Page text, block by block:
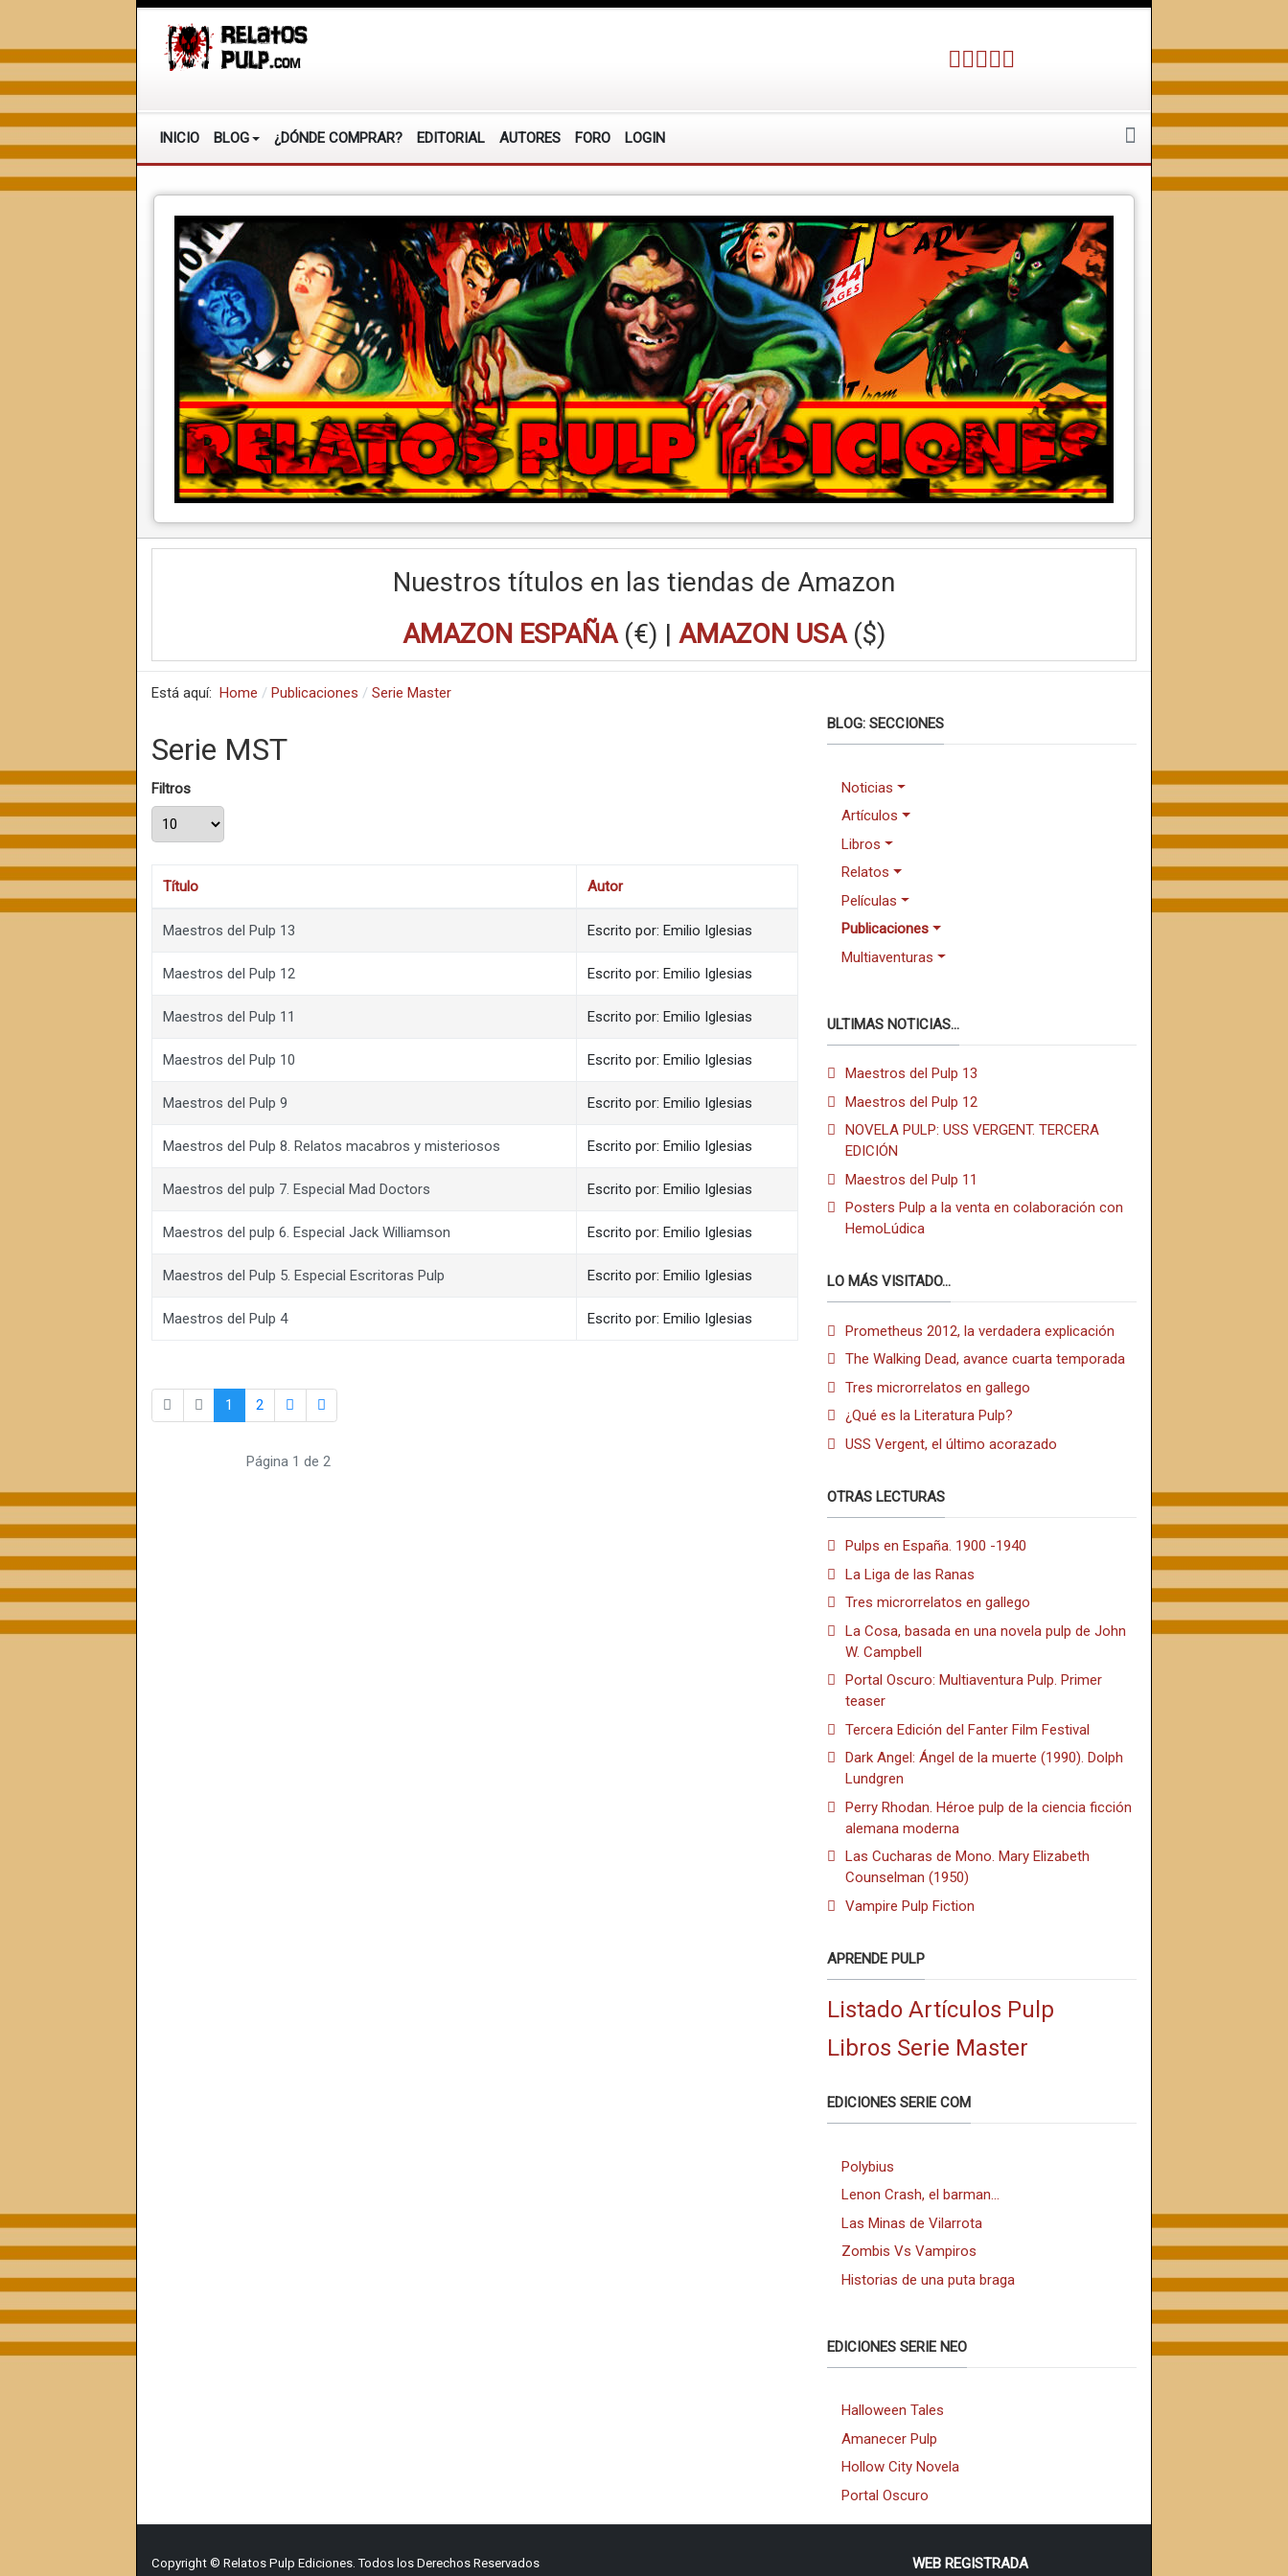
INICIO BLOG ¿DÓNDE COMPRAR? EDITORIAL AUTORES FORO LOGIN
Nuestros títulos en las tiendas de Amazon
AMAZON ESPAÑA(€) | AMAZON USA($)
Está aquí: Home Publicaciones Serie Master
Serie MST
Filtros
Cantidad a mostrar
Título Autor
Maestros del Pulp 13 Escrito por: Emilio Iglesias
Maestros del Pulp 12 Escrito por: Emilio Iglesias
Maestros del Pulp 11 Escrito por: Emilio Iglesias
Maestros del Pulp 10 Escrito por: Emilio Iglesias
Maestros del Pulp 9 Escrito por: Emilio Iglesias
Maestros del Pulp 8. Relatos macabros y misteriosos Escrito por: Emilio Iglesias
Maestros del pulp 7. Especial Mad Doctors Escrito por: Emilio Iglesias
Maestros del pulp 6. Especial Jack Williamson Escrito por: Emilio Iglesias
Maestros del Pulp 5. Especial Escritoras Pulp Escrito por: Emilio Iglesias
Maestros del Pulp 4 Escrito por: Emilio Iglesias
1 2
Página 1 de 2
BLOG: SECCIONES
Noticias
Artículos
Libros
Relatos
Películas
Publicaciones
Multiaventuras
ULTIMAS NOTICIAS...
Maestros del Pulp 13
Maestros del Pulp 12
NOVELA PULP: USS VERGENT. TERCERA
EDICIÓN
Maestros del Pulp 11
Posters Pulp a la venta en colaboración con
HemoLúdica
LO MÁS VISITADO...
Prometheus 2012, la verdadera explicación
The Walking Dead, avance cuarta temporada
Tres microrrelatos en gallego
¿Qué es la Literatura Pulp?
USS Vergent, el último acorazado
OTRAS LECTURAS
Pulps en España. 1900 -1940
La Liga de las Ranas
Tres microrrelatos en gallego
La Cosa, basada en una novela pulp de John
W. Campbell
Portal Oscuro: Multiaventura Pulp. Primer
teaser
Tercera Edición del Fanter Film Festival
Dark Angel: Ángel de la muerte (1990). Dolph
Lundgren
Perry Rhodan. Héroe pulp de la ciencia ficción
alemana moderna
Las Cucharas de Mono. Mary Elizabeth
Counselman (1950)
Vampire Pulp Fiction
APRENDE PULP
Listado Artículos Pulp
Libros Serie Master
EDICIONES SERIE COM
Polybius
Lenon Crash, el barman...
Las Minas de Vilarrota
Zombis Vs Vampiros
Historias de una puta braga
EDICIONES SERIE NEO
Halloween Tales
Amanecer Pulp
Hollow City Novela
Portal Oscuro
Copyright © Relatos Pulp Ediciones. Todos los Derechos Reservados WEB REGISTRADA